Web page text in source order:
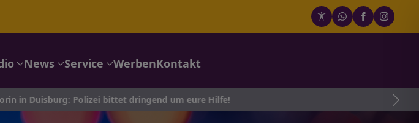
News Service WerbenKontakt
Polizei bittet dringend um eure Hilfe!